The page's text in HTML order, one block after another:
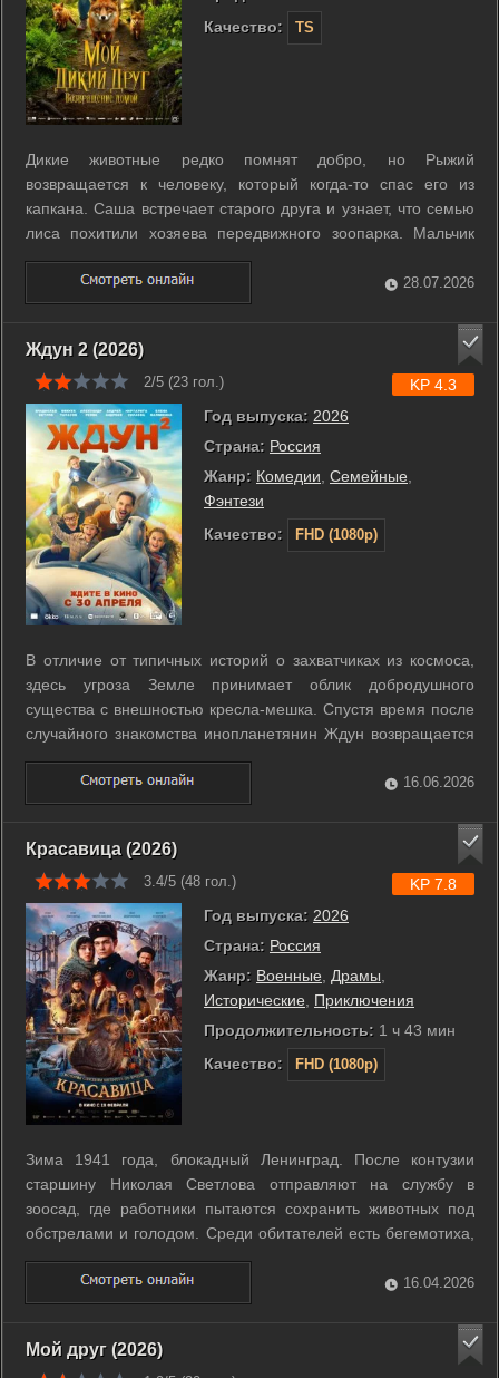
Качество:
TS
Дикие животные редко помнят добро, но Рыжий
возвращается к человеку, который когда-то спас его из
капкана. Саша встречает старого друга и узнает, что семью
лиса похитили хозяева передвижного зоопарка. Мальчик
решает вернуть зверей в родной лес и отправляется в
опасную дорогу. Взрослые не верят его словам, поэтому
ребенок берет ответственность на ...
28.07.2026
Ждун 2 (2026)
2/5 (23 гол.)
Год выпуска: 2026
Страна: Россия
Жанр: Комедии Семейные
Фэнтези
Качество:
FHD (1080p)
KP 4.3
В отличие от типичных историй о захватчиках из космоса,
здесь угроза Земле принимает облик добродушного
существа с внешностью кресла-мешка. Спустя время после
случайного знакомства инопланетянин Ждун возвращается
на планету с тревожной вестью. Его сородичи готовят
вторжение, и только Никита может помочь предотвратить
грядущую катастрофу. Пока ...
16.06.2026
Красавица (2026)
3.4/5 (48 гол.)
Год выпуска: 2026
Страна: Россия
Жанр: Военные Драмы
Исторические
Приключения
Продолжительность: 1 ч 43 мин
Качество:
FHD (1080p)
KP 7.8
Зима 1941 года, блокадный Ленинград. После контузии
старшину Николая Светлова отправляют на службу в
зоосад, где работники пытаются сохранить животных под
обстрелами и голодом. Среди обитателей есть бегемотиха,
которой каждый день нужны вода и еда, и достать это почти
невозможно. Николай вместе с сотрудниками зоосада
таскает воду, ищет корм и ...
16.04.2026
Мой друг (2026)